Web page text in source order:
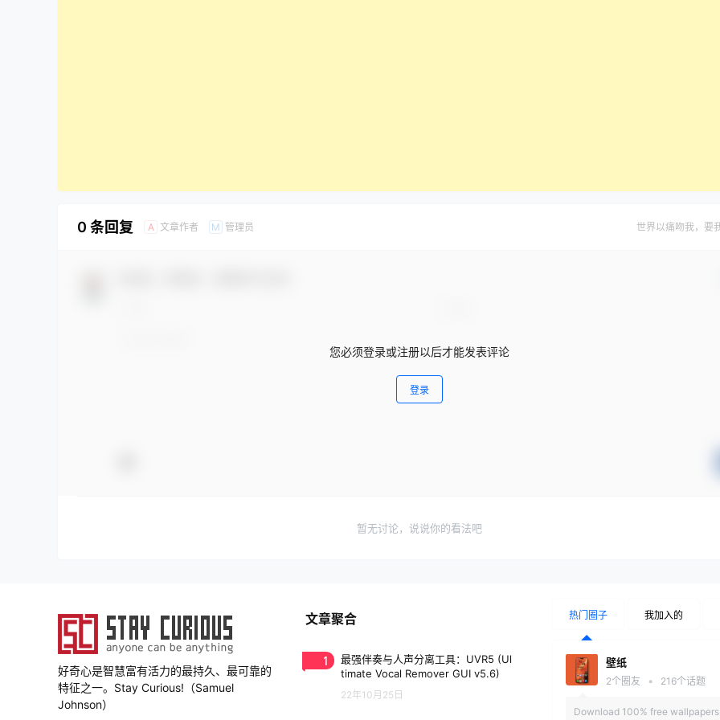
0 条回复 A 文章作者 M 管理员 世界以痛吻我，要
您必须登录或注册以后才能发表评论
登录
暂无讨论，说说你的看法吧
好奇心是智慧富有活力的最持久、最可靠的
特征之一。Stay Curious!（Samuel
Johnson）
文章聚合
1
最强伴奏与人声分离工具：UVR5 (Ul
timate Vocal Remover GUI v5.6)
22年10月25日
热门圈子 我加入的
壁纸
2个圈友 • 216个话题
Download 100% free